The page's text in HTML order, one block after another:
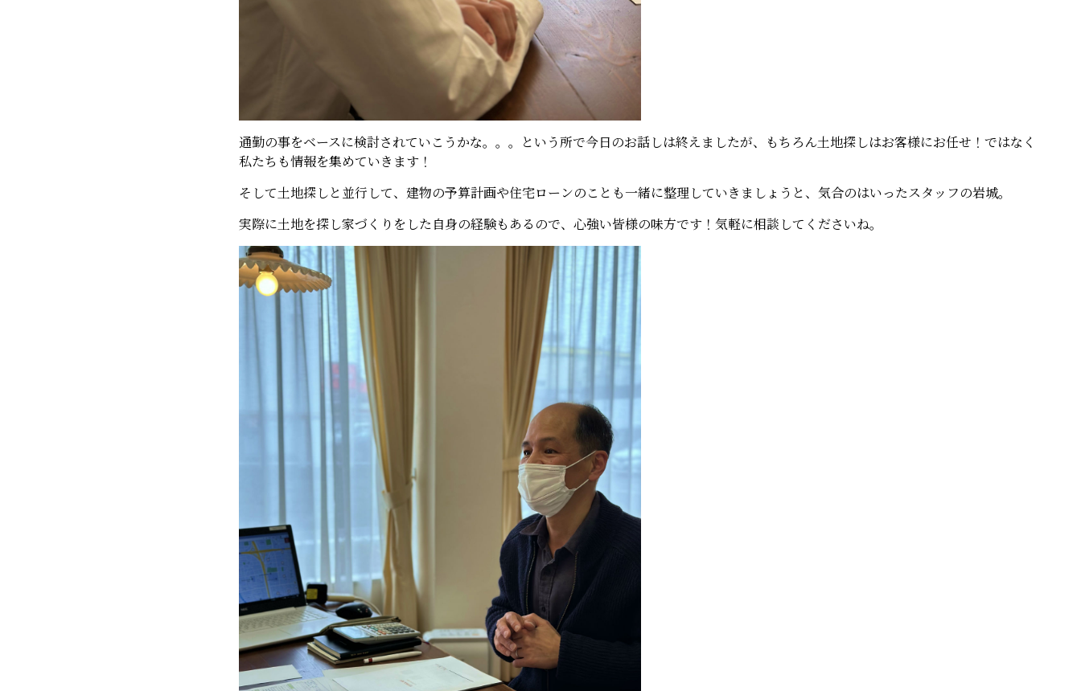
通勤の事をベースに検討されていこうかな。。。という所で今日のお話しは終えましたが、もちろん土地探しはお客様にお任せ！ではなく
私たちも情報を集めていきます！
そして土地探しと並行して、建物の予算計画や住宅ローンのことも一緒に整理していきましょうと、気合のはいったスタッフの岩城。
実際に土地を探し家づくりをした自身の経験もあるので、心強い皆様の味方です！気軽に相談してくださいね。